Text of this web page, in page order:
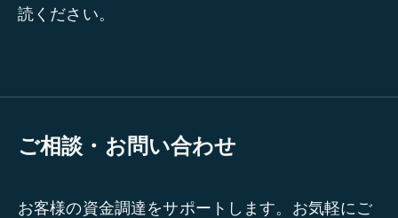
読ください。
ご相談・お問い合わせ
お客様の資金調達をサポートします。お気軽にご